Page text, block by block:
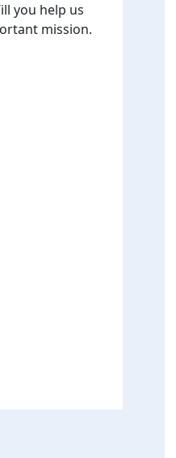
you help us
mission.